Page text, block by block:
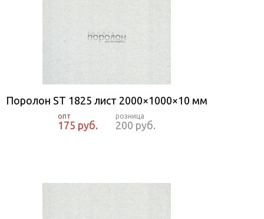
Поролон ST 1825 лист 2000×1000×10 мм
175 руб. 200 руб.